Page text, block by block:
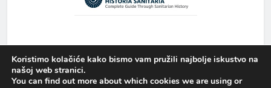
Koristimo kolačiće kako bismo vam pružili najbolje iskustvo na
našoj web stranici.
You can find out more about which cookies we are using or